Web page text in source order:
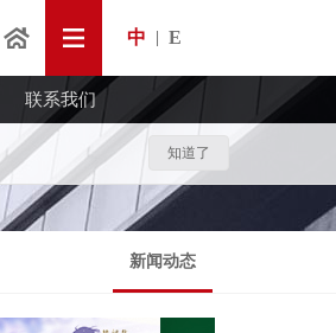
知道了
中 E
联系我们
新闻动态